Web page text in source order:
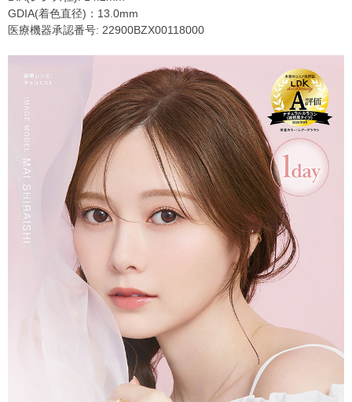
GDIA(着色直径)：13.0mm
医療機器承認番号: 22900BZX00118000